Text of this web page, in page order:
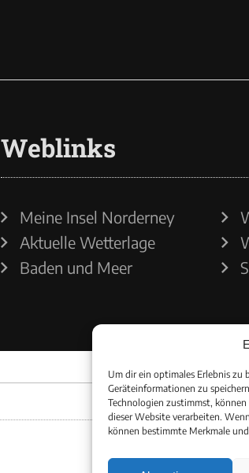
Um dir ein optimales Erlebnis zu
Geräteinformationen zu
Technologien zustimmst,
dieser Website verarbeiten.
können bestimmte Merkmale
Weblinks
Meine Insel Norderney
Aktuelle Wetterlage
Baden und Meer